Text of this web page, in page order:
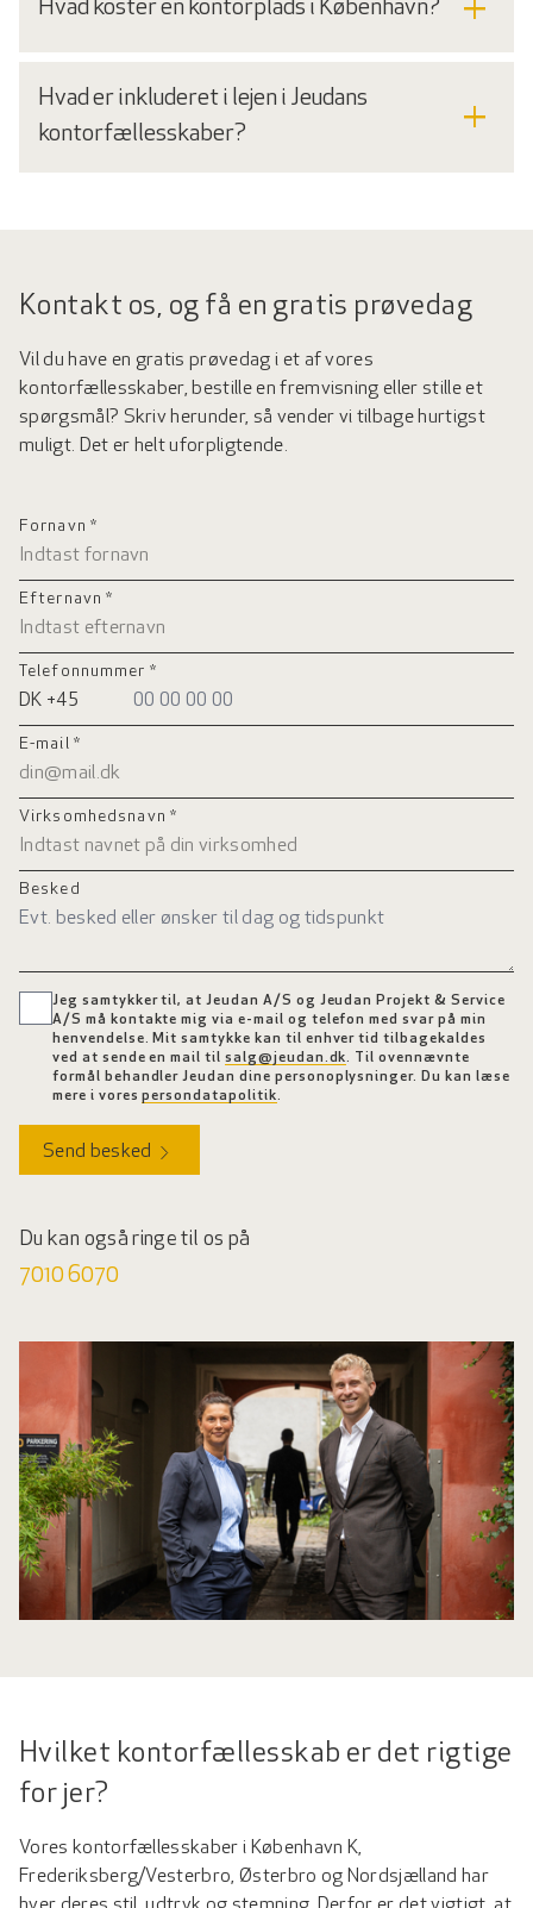
Hvad koster en kontorplads i København? add
Hvad er inkluderet i lejen i Jeudans
kontorfællesskaber?
add
Kontakt os, og få en gratis prøvedag
Vil du have en gratis prøvedag i et af vores
kontorfællesskaber, bestille en fremvisning eller stille et
spørgsmål? Skriv herunder, så vender vi tilbage hurtigst
muligt. Det er helt uforpligtende.
Fornavn *
Efternavn *
Telefonnummer *
E-mail *
Virksomhedsnavn *
Besked
Jeg samtykker til, at Jeudan A/S og Jeudan Projekt & Service
A/S må kontakte mig via e-mail og telefon med svar på min
henvendelse. Mit samtykke kan til enhver tid tilbagekaldes
ved at sende en mail tilsalg@jeudan.dk. Til ovennævnte
formål behandler Jeudan dine personoplysninger. Du kan læse
mere i vorespersondatapolitik.
Send besked
Du kan også ringe til os på
7010 6070
Hvilket kontorfællesskab er det rigtige
for jer?
Vores kontorfællesskaber i København K,
Frederiksberg/Vesterbro, Østerbro og Nordsjælland har